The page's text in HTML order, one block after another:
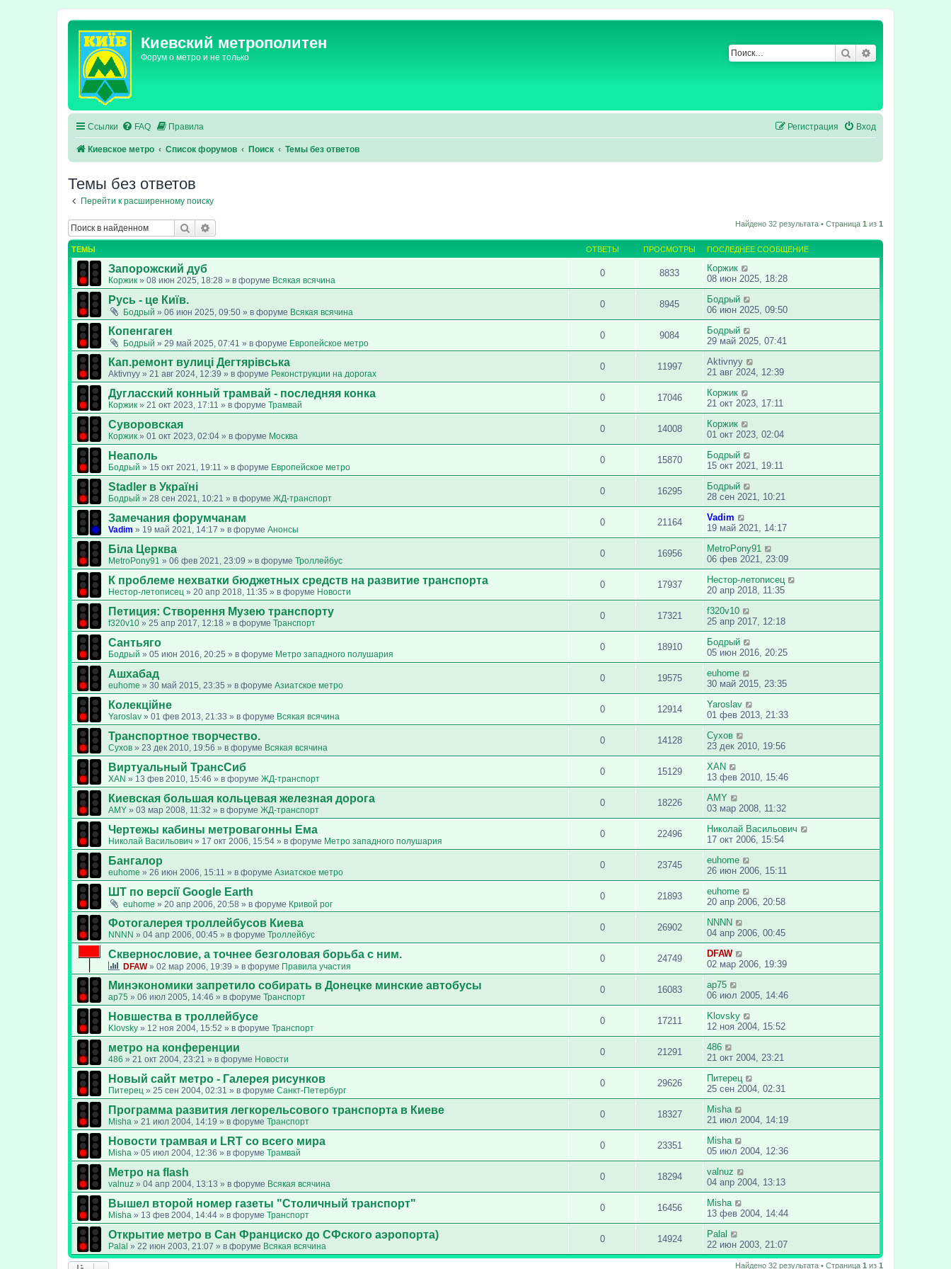
Киевский метрополитен
Форум о метро и не только Поиск
Ссылки FAQ Правила Вход
Регистрация
Киевское метро Список форумов Поиск Темы без ответов
Темы без ответов
Перейти к расширенному поиску
Поиск Найдено 32 результата • Страница 1 из 1
ТЕМЫ ОТВЕТЫ ПРОСМОТРЫ ПОСЛЕДНЕЕ СООБЩЕНИЕ
Запорожский дуб
Коржик » 08 июн 2025, 18:28 » в форуме Всякая всячина
0 8833
Коржик
08 июн 2025, 18:28
Русь - це Київ.
Бодрый » 06 июн 2025, 09:50 » в форуме Всякая всячина
0 8945
Бодрый
06 июн 2025, 09:50
Копенгаген
Бодрый » 29 май 2025, 07:41 » в форуме Европейское метро
0 9084
Бодрый
29 май 2025, 07:41
Кап.ремонт вулиці Дегтярівська
Aktivnyy » 21 авг 2024, 12:39 » в форуме Реконструкции на дорогах
0 11997
Aktivnyy
21 авг 2024, 12:39
Дугласский конный трамвай - последняя конка
Коржик » 21 окт 2023, 17:11 » в форуме Трамвай
0 17046
Коржик
21 окт 2023, 17:11
Суворовская
Коржик » 01 окт 2023, 02:04 » в форуме Москва
0 14008
Коржик
01 окт 2023, 02:04
Неаполь
Бодрый » 15 окт 2021, 19:11 » в форуме Европейское метро
0 15870
Бодрый
15 окт 2021, 19:11
Stadler в Україні
Бодрый » 28 сен 2021, 10:21 » в форуме ЖД-транспорт
0 16295
Бодрый
28 сен 2021, 10:21
Замечания форумчанам
Vadim » 19 май 2021, 14:17 » в форуме Анонсы
0 21164
Vadim
19 май 2021, 14:17
Біла Церква
MetroPony91 » 06 фев 2021, 23:09 » в форуме Троллейбус
0 16956
MetroPony91
06 фев 2021, 23:09
К проблеме нехватки бюджетных средств на развитие транспорта
Нестор-летописец » 20 апр 2018, 11:35 » в форуме Новости
0 17937
Нестор-летописец
20 апр 2018, 11:35
Петиция: Cтворення Музею транспорту
f320v10 » 25 апр 2017, 12:18 » в форуме Транспорт
0 17321
f320v10
25 апр 2017, 12:18
Сантьяго
Бодрый » 05 июн 2016, 20:25 » в форуме Метро западного полушария
0 18910
Бодрый
05 июн 2016, 20:25
Ашхабад
euhome » 30 май 2015, 23:35 » в форуме Азиатское метро
0 19575
euhome
30 май 2015, 23:35
Колекційне
Yaroslav » 01 фев 2013, 21:33 » в форуме Всякая всячина
0 12914
Yaroslav
01 фев 2013, 21:33
Транспортное творчество.
Сухов » 23 дек 2010, 19:56 » в форуме Всякая всячина
0 14128
Сухов
23 дек 2010, 19:56
Виртуальный ТрансСиб
XAN » 13 фев 2010, 15:46 » в форуме ЖД-транспорт
0 15129
XAN
13 фев 2010, 15:46
Киевская большая кольцевая железная дорога
AMY » 03 мар 2008, 11:32 » в форуме ЖД-транспорт
0 18226
AMY
03 мар 2008, 11:32
Чертежы кабины метровагонны Ема
Николай Васильович » 17 окт 2006, 15:54 » в форуме Метро западного полушария
0 22496
Николай Васильович
17 окт 2006, 15:54
Бангалор
euhome » 26 июн 2006, 15:11 » в форуме Азиатское метро
0 23745
euhome
26 июн 2006, 15:11
ШТ по версії Google Earth
euhome » 20 апр 2006, 20:58 » в форуме Кривой рог
0 21893
euhome
20 апр 2006, 20:58
Фотогалерея троллейбусов Киева
NNNN » 04 апр 2006, 00:45 » в форуме Троллейбус
0 26902
NNNN
04 апр 2006, 00:45
Сквернословие, а точнее безголовая борьба с ним.
DFAW» 02 мар 2006, 19:39 » в форуме Правила участия
0 24749
DFAW
02 мар 2006, 19:39
Минэкономики запретило собирать в Донецке минские автобусы
ap75 » 06 июл 2005, 14:46 » в форуме Транспорт
0 16083
ap75
06 июл 2005, 14:46
Новшества в троллейбусе
Klovsky » 12 ноя 2004, 15:52 » в форуме Транспорт
0 17211
Klovsky
12 ноя 2004, 15:52
метро на конференции
486 » 21 окт 2004, 23:21 » в форуме Новости
0 21291
486
21 окт 2004, 23:21
Новый сайт метро - Галерея рисунков
Питерец » 25 сен 2004, 02:31 » в форуме Санкт-Петербург
0 29626
Питерец
25 сен 2004, 02:31
Программа развития легкорельсового транспорта в Киеве
Misha » 21 июл 2004, 14:19 » в форуме Транспорт
0 18327
Misha
21 июл 2004, 14:19
Новости трамвая и LRT со всего мира
Misha » 05 июл 2004, 12:36 » в форуме Трамвай
0 23351
Misha
05 июл 2004, 12:36
Метро на flash
valnuz » 04 апр 2004, 13:13 » в форуме Всякая всячина
0 18294
valnuz
04 апр 2004, 13:13
Вышел второй номер газеты "Столичный транспорт"
Misha » 13 фев 2004, 14:44 » в форуме Транспорт
0 16456
Misha
13 фев 2004, 14:44
Открытие метро в Сан Франциско до СФского аэропорта)
Palal » 22 июн 2003, 21:07 » в форуме Всякая всячина
0 14924
Palal
22 июн 2003, 21:07
Найдено 32 результата • Страница 1 из 1